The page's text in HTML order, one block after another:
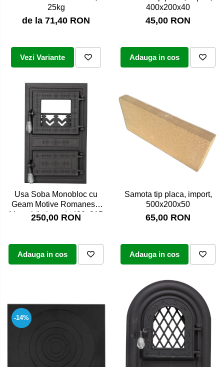
25kg
de la 71,40 RON
Vezi Variante
400x200x40
45,00 RON
Adauga in cos
Usa Soba Monobloc cu
Geam Motive Romanesti,
Montaj (Lxh mm): 400x215
250,00 RON
Adauga in cos
Samota tip placa, import,
500x200x50
65,00 RON
Adauga in cos
-14%